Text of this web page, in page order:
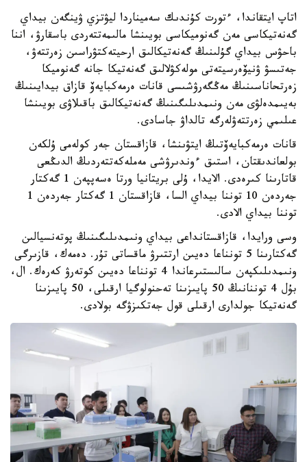
اتاپ ايتقاندا، ءتورت كۇندىك سەميناردا ليۋتزي ۋينگەن بيداي
گەنەتيكاسى مەن گەنوميكاسى بويىنشا مالىمەتتەردى باسقارۋ، اننا
باحۋس بيداي گۇلىنىڭ گەنەتيكالىق ارحيتەكتۋراسىن زەرتتەۋ،
جەتىسۋ ۋنيۆەرسيتەتى مولەكۋلالىق گەنەتيكا جانە گەنوميكا
زەرتحاناسىنىڭ مەڭگەرۋشىسى قانات ەرمەكبايەۆ قازاق بيدايىنىڭ
بەيىمدەلۋى مەن ونىمدىلىگىنىڭ گەنەتيكالىق باقىلاۋى بويىنشا
عىلىمي زەرتتەۋلەرگە تالداۋ جاسادى.
قانات ەرمەكبايەۆتىڭ ايتۋىنشا، قازاقستان جەر كولەمى ۇلكەن
بولعاندىقتان، استىق ءوندىرۋشى مەملەكەتتەردىڭ الدىڭعى
قاتارىنا كىرەدى. الايدا، ۇلى بريتانيا ورتا ەسەپپەن 1 گەكتار
جەردەن 10 توننا بيداي السا، قازاقستان 1 گەكتار جەردەن 1
توننا بيداي الادى.
وسى ورايدا، قازاقستانداعى بيداي ونىمدىلىگىنىڭ پوتەنسيالىن
گەكتارىنا 5 تونناعا دەيىن ارتتىرۋ ماقساتى تۇر. دەمەك، قازىرگى
ونىمدىلىكپەن سالىستىرعاندا 4 تونناعا دەيىن كوتەرۋ كەرەك. ال،
بۇل 4 توننانىڭ 50 پايىزىنا تەحنولوگيا ارقىلى، 50 پايىزىنا
گەنەتيكا جولدارى ارقىلى قول جەتكىزۋگە بولادى.